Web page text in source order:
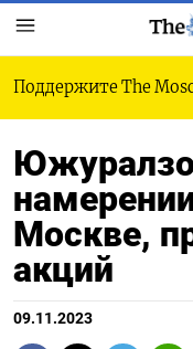
Поддержите The
Москве,
акций
09.11.2023